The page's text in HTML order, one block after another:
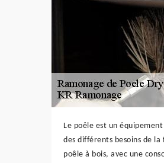
Le poêle est un
des différents besoins de la
poêle à bois, avec une